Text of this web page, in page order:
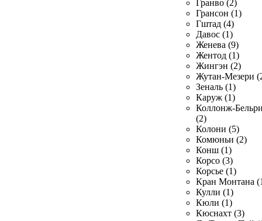
Гранво (2)
Грансон (1)
Гштад (4)
Давос (1)
Женева (9)
Жентод (1)
Жингэн (2)
Жутан-Мезери
Зеналь (1)
Каруж (1)
Коллонж-
(2)
Колони (5)
Комюньи (2)
Конш (1)
Корсо (3)
Корсье (1)
Кран Монтана
Кулли (1)
Кюли (1)
Кюснахт (3)